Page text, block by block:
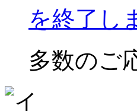
を終了し
多数のご